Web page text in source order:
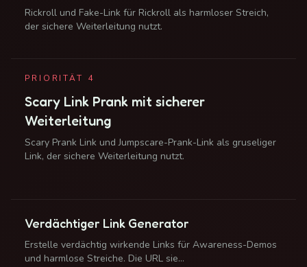
Rickroll und Fake-Link für Rickroll als harmloser Streich,
der sichere Weiterleitung nutzt.
PRIORITÄT 4
Scary Link Prank mit sicherer
Weiterleitung
Scary Prank Link und Jumpscare-Prank-Link als gruseliger
Link, der sichere Weiterleitung nutzt.
Verdächtiger Link Generator
Erstelle verdächtig wirkende Links für Awareness-Demos
und harmlose Streiche. Die URL sie…